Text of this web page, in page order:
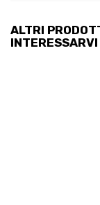
ALTRI
INTERESSARVI